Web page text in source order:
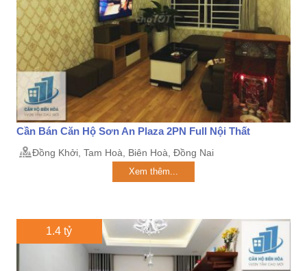
Cần Bán Căn Hộ Sơn An Plaza 2PN Full Nội Thất
Đồng Khởi, Tam Hoà, Biên Hoà, Đồng Nai
Xem thêm...
1.4 tỷ